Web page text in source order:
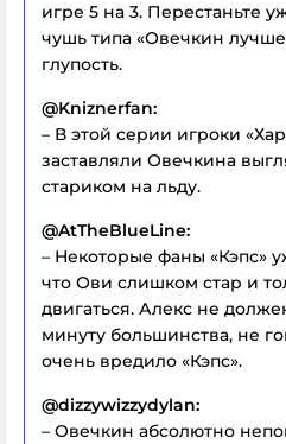
игре 5 на 3. Перестаньте
чушь типа «Овечкин лучше
глупость.
@Kniznerfan:
– В этой серии игроки
заставляли Овечкина
стариком на льду.
@AtTheBlueLine:
– Некоторые фаны «Кэпс»
что Ови слишком стар и
двигаться. Алекс не
минуту большинства, не
очень вредило «Кэпс».
@dizzywizzydylan:
– Овечкин абсолютно